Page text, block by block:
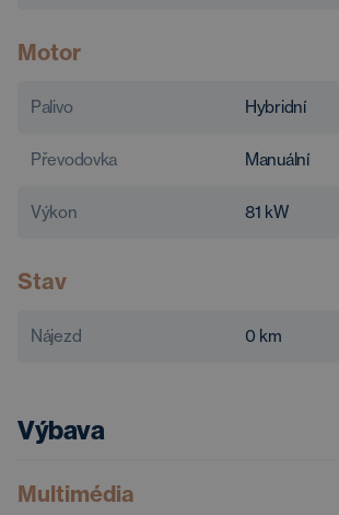
Motor
Palivo Hybridní
Převodovka Manuální
Výkon 81 kW
Stav
Nájezd 0 km
Výbava
Multimédia